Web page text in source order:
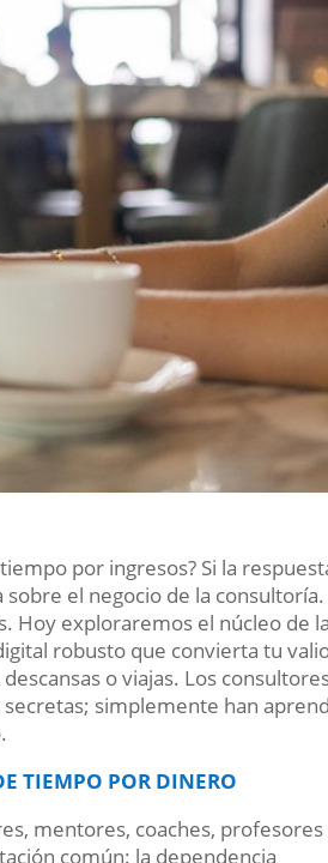
por ingresos? Si la
el negocio de la consultoría.
Hoy exploraremos el núcleo de la
robusto que convierta tu
o viajas. Los
simplemente han
TIEMPO POR DINERO
mentores, coaches, profesores
común: la dependencia